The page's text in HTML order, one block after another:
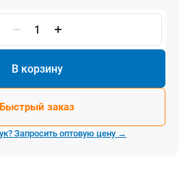
В корзину
Быстрый заказ
Запросить оптовую цену →